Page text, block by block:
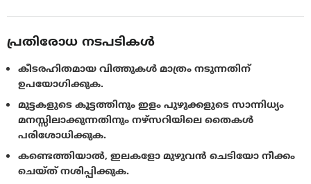
പ്രതിരോധ നടപടികൾ
കീടരഹിതമായ വിത്തുകൾ മാത്രം നടുന്നതിന്
ഉപയോഗിക്കുക.
മുട്ടകളുടെ കൂട്ടത്തിനും ഇളം പുഴുക്കളുടെ സാന്നിധ്യം
മനസ്സിലാക്കുന്നതിനും നഴ്സറിയിലെ തൈകൾ
പരിശോധിക്കുക.
കണ്ടെത്തിയാൽ, ഇലകളോ മുഴുവൻ ചെടിയോ നീക്കം
ചെയ്ത് നശിപ്പിക്കുക.